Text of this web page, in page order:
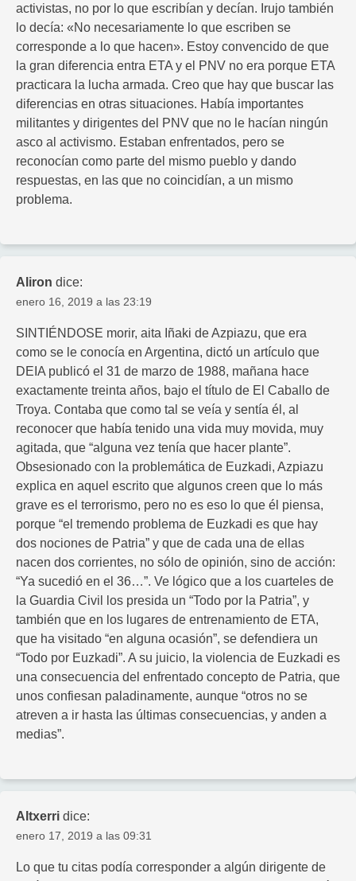
activistas, no por lo que escribían y decían. Irujo también
lo decía: «No necesariamente lo que escriben se
corresponde a lo que hacen». Estoy convencido de que
la gran diferencia entra ETA y el PNV no era porque ETA
practicara la lucha armada. Creo que hay que buscar las
diferencias en otras situaciones. Había importantes
militantes y dirigentes del PNV que no le hacían ningún
asco al activismo. Estaban enfrentados, pero se
reconocían como parte del mismo pueblo y dando
respuestas, en las que no coincidían, a un mismo
problema.
Aliron dice:
enero 16, 2019 a las 23:19
SINTIÉNDOSE morir, aita Iñaki de Azpiazu, que era
como se le conocía en Argentina, dictó un artículo que
DEIA publicó el 31 de marzo de 1988, mañana hace
exactamente treinta años, bajo el título de El Caballo de
Troya. Contaba que como tal se veía y sentía él, al
reconocer que había tenido una vida muy movida, muy
agitada, que “alguna vez tenía que hacer plante”.
Obsesionado con la problemática de Euzkadi, Azpiazu
explica en aquel escrito que algunos creen que lo más
grave es el terrorismo, pero no es eso lo que él piensa,
porque “el tremendo problema de Euzkadi es que hay
dos nociones de Patria” y que de cada una de ellas
nacen dos corrientes, no sólo de opinión, sino de acción:
“Ya sucedió en el 36…”. Ve lógico que a los cuarteles de
la Guardia Civil los presida un “Todo por la Patria”, y
también que en los lugares de entrenamiento de ETA,
que ha visitado “en alguna ocasión”, se defendiera un
“Todo por Euzkadi”. A su juicio, la violencia de Euzkadi es
una consecuencia del enfrentado concepto de Patria, que
unos confiesan paladinamente, aunque “otros no se
atreven a ir hasta las últimas consecuencias, y anden a
medias”.
Altxerri dice:
enero 17, 2019 a las 09:31
Lo que tu citas podía corresponder a algún dirigente de